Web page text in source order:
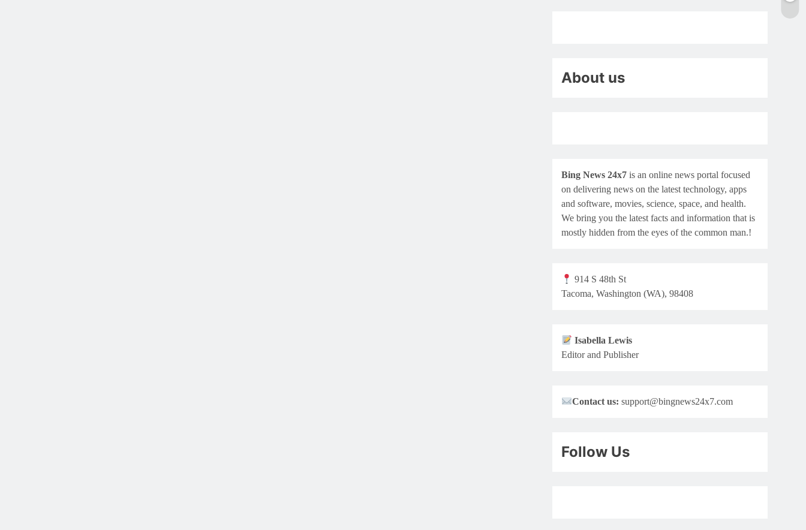
About us
Bing News 24x7 is an online news portal focused
on delivering news on the latest technology, apps
and software, movies, science, space, and health.
We bring you the latest facts and information that is
mostly hidden from the eyes of the common man.!
914 S 48th St
Tacoma, Washington (WA), 98408
Isabella Lewis
Editor and Publisher
Contact us:support@bingnews24x7.com
Follow Us